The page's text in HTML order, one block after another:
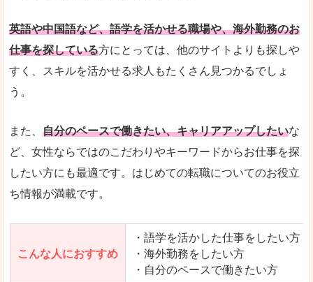
自分でうまく仕事を探せなくても、会員登録をす
人気度 「エン転職」全体として、会員数がとても多い印
多少検索しづらいのですが、掲載情報はパッと目
「エン転職ウーマン」で「湖南市」の
英語や中国語など、語学を活かせる職場や、海外勤務のお
仕事を探している方にとっては、他のサイトよりも探しや
すく、スキルを活かせる求人もたくさん見つかるでしょ
う。
また、 自分のペースで働きたい、キャリアアップしたいな
ど、女性ならではのこだわりやキーワードからお仕事を探
したい方にも最適です。はじめての転職についてのお役立
ち情報が満載です。
こんな人におすすめ
・語学を活かした仕事をしたい方
・海外勤務をしたい方
・自分のペースで働きたい方